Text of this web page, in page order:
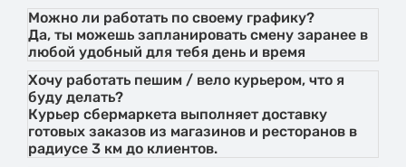
Можно ли работать по своему графику?
Да, ты можешь запланировать смену заранее в
любой удобный для тебя день и время
Хочу работать пешим / вело курьером, что я
буду делать?
Курьер сбермаркета выполняет доставку
готовых заказов из магазинов и ресторанов в
радиусе 3 км до клиентов.